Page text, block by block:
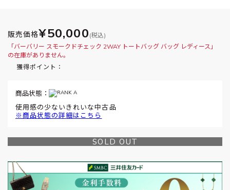
販売価格¥50,000 (税込)
「バーバリー スモークドチェック 2WAY トートバッグ バッグ レディース」
の在庫がありません。
獲得ポイント：
商品状態：
使用感の少ないきれいな中古品
※商品状態の詳細はこちら
SOLD OUT